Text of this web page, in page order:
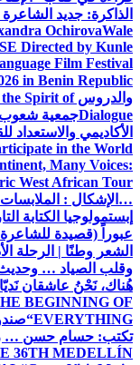
الذاكرة: جديد
OchirovaWale
Directed by Kunle
Film Festival
in Benin Republic.
والدروسSpirit of
Dialogueجمعية شعوب
الأكاديمي والاستعداد
in the World
Many Voices:
West African Tour
…الإشكال :
إبستمولوجيا الكتابة
عبوراً (قصيدة للشاعرة
الشعر وطنًا | الرحلة
وقلب الصياد … وحديث
هُناك، نَحْنُ عاشقان
BEGINNING OF
EVERYTHING
تكتب: حسام حسن …
36TH MEDELLÍN